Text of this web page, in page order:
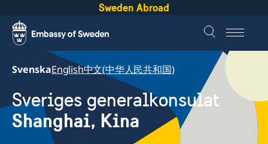
Sweden Abroad
SvenskaEnglish中文(中华人民共和国)
Sveriges generalkonsulat
Shanghai, Kina